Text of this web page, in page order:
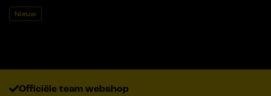
Nieuw
Officiële team webshop